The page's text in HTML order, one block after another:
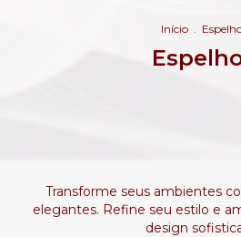
Início .
Transforme seus ambientes
elegantes. Refine seu estilo e
design